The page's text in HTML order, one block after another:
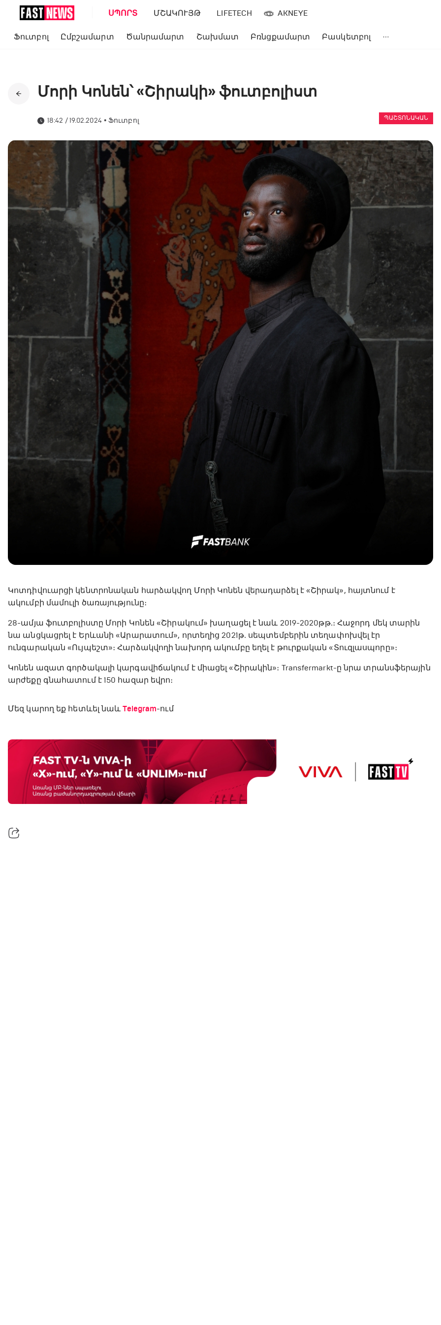
ՍՊՈՐՏ ՄՇԱԿՈՒՅԹ LIFETECH AKNEYE
Ֆուտբոլ Ըմբշամարտ Ծանրամարտ Շախմատ Բռնցքամարտ Բասկետբոլ
Մորի Կոնեն՝ «Շիրակի» ֆուտբոլիստ
18:42 / 19.02.2024 •Ֆուտբոլ ՊԱՇՏՈՆԱԿԱՆ
Կոտդիվուարցի կենտրոնական հարձակվող Մորի Կոնեն վերադարձել է «Շիրակ», հայտնում է
ակումբի մամուլի ծառայությունը։
28-ամյա ֆուտբոլիստը Մորի Կոնեն «Շիրակում» խաղացել է նաև 2019-2020թթ․։ Հաջորդ մեկ տարին
նա անցկացրել է Երևանի «Արարատում», որտեղից 2021թ․ սեպտեմբերին տեղափոխվել էր
ունգարական «Ույպեշտ»։ Հարձակվողի նախորդ ակումբը եղել է թուրքական «Տուզլասպորը»։
Կոնեն ազատ գործակալի կարգավիճակում է միացել «Շիրակին»։ Transfermarkt-ը նրա տրանսֆերային
արժեքը գնահատում է 150 հազար եվրո։
Մեզ կարող եք հետևել նաև Telegram-ում